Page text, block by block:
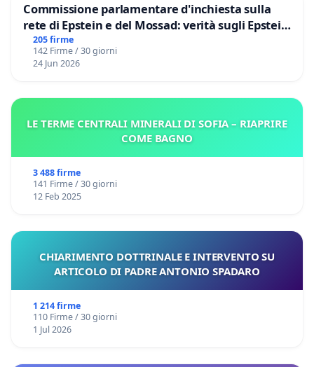
Commissione parlamentare d'inchiesta sulla
rete di Epstein e del Mossad: verità sugli Epstein
Files
205 firme
142 Firme / 30 giorni
24 Jun 2026
LE TERME CENTRALI MINERALI DI SOFIA – RIAPRIRE
COME BAGNO
3 488 firme
141 Firme / 30 giorni
12 Feb 2025
CHIARIMENTO DOTTRINALE E INTERVENTO SU
ARTICOLO DI PADRE ANTONIO SPADARO
1 214 firme
110 Firme / 30 giorni
1 Jul 2026